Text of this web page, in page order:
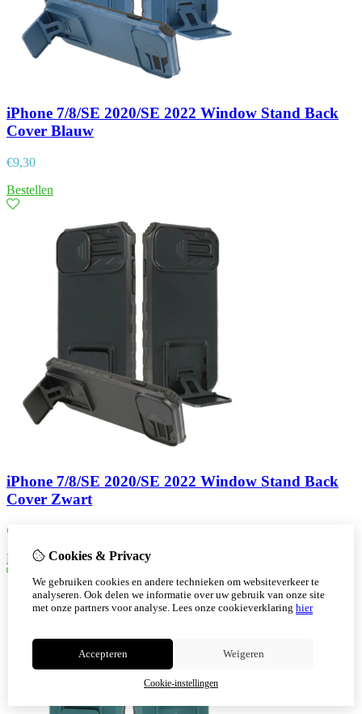
iPhone 7/8/SE 2020/SE 2022 Window Stand Back
Cover Blauw
€9,30
Bestellen
iPhone 7/8/SE 2020/SE 2022 Window Stand Back
Cover Zwart
€
BestellenCookies & Privacy
We gebruiken cookies en andere technieken om websiteverkeer te
analyseren. Ook delen we informatie over uw gebruik van onze site
met onze partners voor analyse. Lees onze cookieverklaring hier
Accepteren Weigeren
Cookie-instellingen